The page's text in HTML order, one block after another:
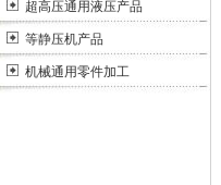
超高压通用液压产品
等静压机产品
机械通用零件加工